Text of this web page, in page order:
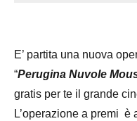
E’ partita una nuova
“Perugina Nuvole
gratis per te il grande
L’operazione a premi è